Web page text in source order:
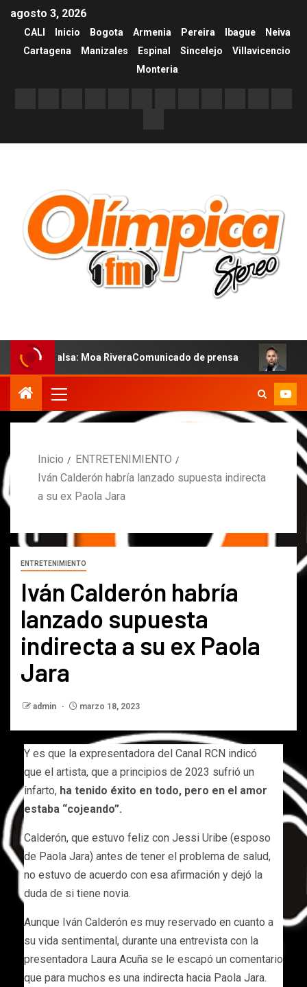
agosto 3, 2026
CALI Inicio Bogota Armenia Pereira Ibague
Neiva
Cartagena
Manizales Espinal Sincelejo
Villavicencio
Monteria
Moa RiveraComunicado de prensa MARCOS
Inicio
ENTRETENIMIENTO
Iván Calderón habría lanzado supuesta indirecta
a su ex Paola Jara
ENTRETENIMIENTO
Iván Calderón habría
lanzado supuesta
indirecta a su ex Paola
Jara
admin marzo 18, 2023
Y es que la expresentadora del Canal RCN indicó
que el artista, que a principios de 2023 sufrió un
infarto, ha tenido éxito en todo, pero en el amor
estaba “cojeando”.
Calderón, que estuvo feliz con Jessi Uribe (esposo
de Paola Jara) antes de tener el problema de salud,
no estuvo de acuerdo con esa afirmación y dejó la
duda de si tiene novia.
Aunque Iván Calderón es muy reservado en cuanto a
su vida sentimental, durante una entrevista con la
presentadora Laura Acuña se le escapó un comentario
que para muchos es una indirecta hacia Paola Jara.